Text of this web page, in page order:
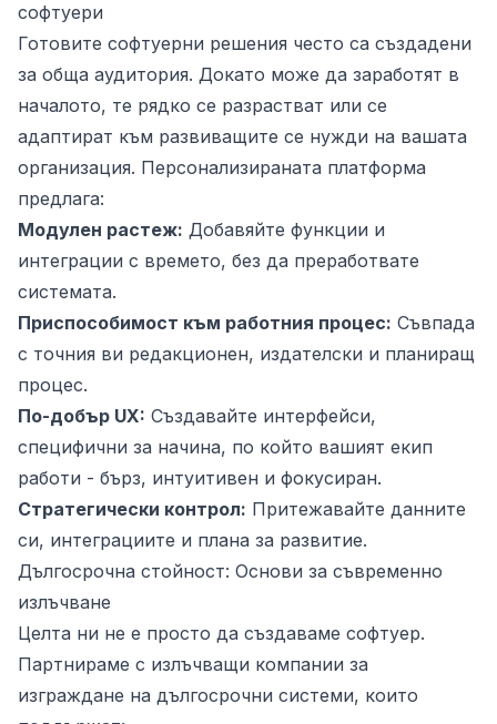
софтуери
Готовите софтуерни решения често са създадени
за обща аудитория. Докато може да заработят в
началото, те рядко се разрастват или се
адаптират към развиващите се нужди на вашата
организация. Персонализираната платформа
предлага:
Модулен растеж: Добавяйте функции и
интеграции с времето, без да преработвате
системата.
Приспособимост към работния процес: Съвпада
с точния ви редакционен, издателски и планиращ
процес.
По-добър UX: Създавайте интерфейси,
специфични за начина, по който вашият екип
работи - бърз, интуитивен и фокусиран.
Стратегически контрол: Притежавайте данните
си, интеграциите и плана за развитие.
Дългосрочна стойност: Основи за съвременно
излъчване
Целта ни не е просто да създаваме софтуер.
Партнираме с излъчващи компании за
изграждане на дългосрочни системи, които